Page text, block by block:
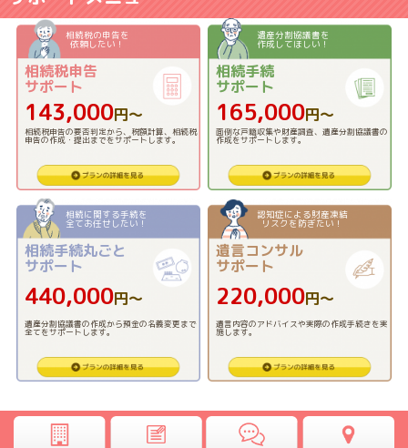
相続税の申告を
依頼したい！
相続税申告
サポート
143,000円〜
相続税申告の要否判定から、税額計算、相続税
申告の作成・提出までをサポートします。
遺産分割協議書を
作成してほしい！
相続手続
サポート
165,000円〜
面倒な戸籍収集や財産調査、遺産分割協議書の
作成をサポートします。
相続に関する手続を
全てお任せしたい！
相続手続丸ごと
サポート
440,000円〜
遺産分割協議書の作成から預金の名義変更まで
全てをサポートします。
認知症による財産凍結
リスクを防ぎたい！
遺言コンサル
サポート
220,000円〜
遺言内容のアドバイスや実際の作成手続きを実
施します。